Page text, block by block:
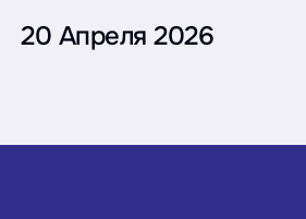
20 Апреля 2026